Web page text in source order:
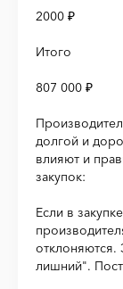
2000 ₽
Итого
807 000 ₽
долгой и
влияют и
закупок:
Если в
отклоняются.
лишний".